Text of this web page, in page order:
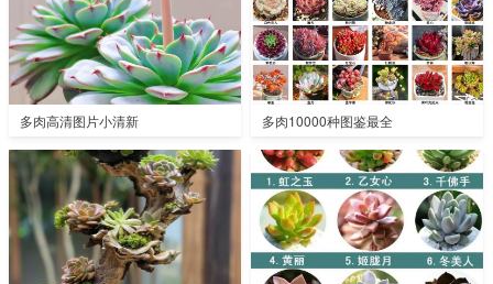
多肉高清图片小清新 多肉10000种图鉴最全